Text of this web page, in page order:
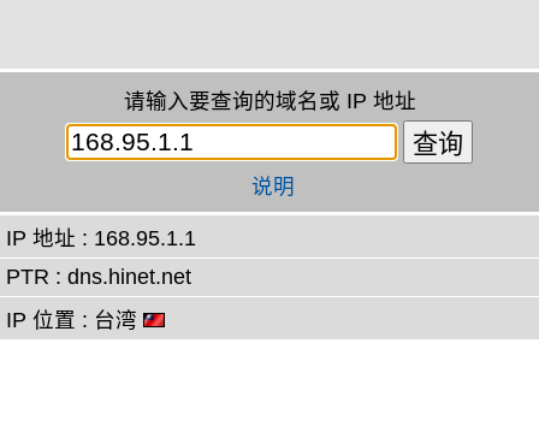
请输入要查询的域名或 IP 地址
说明
IP 地址 : 168.95.1.1
PTR : dns.hinet.net
IP 位置 : 台湾